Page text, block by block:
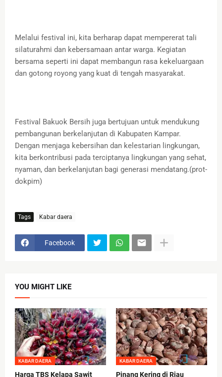
Melalui festival ini, kita berharap dapat mempererat tali
silaturahmi dan kebersamaan antar warga. Kegiatan
bersama seperti ini dapat membangun rasa kekeluargaan
dan gotong royong yang kuat di tengah masyarakat.
Festival Bakuok Bersih juga bertujuan untuk mendukung
pembangunan berkelanjutan di Kabupaten Kampar.
Dengan menjaga kebersihan dan kelestarian lingkungan,
kita berkontribusi pada terciptanya lingkungan yang sehat,
nyaman, dan berkelanjutan bagi generasi mendatang.(prot-
dokpim)
Tags Kabar daera
Facebook
YOU MIGHT LIKE
KABAR DAERA
Harga TBS Kelapa Sawit
KABAR DAERA
Pinang Kering di Riau